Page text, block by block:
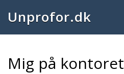
Unprofor.dk
Mig på kontoret